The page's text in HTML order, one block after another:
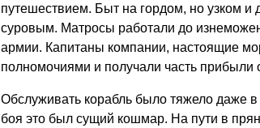
путешествием. Быт на гордом, но узком
суровым. Матросы работали до
армии. Капитаны компании, настоящие
полномочиями и получали часть прибыли
Обслуживать корабль было тяжело даже
боя это был сущий кошмар. На пути в